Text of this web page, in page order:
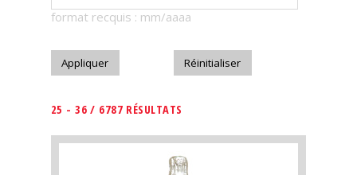
Télécharger
format recquis : mm/aaaa
25 - 36 / 6787 RÉSULTATS